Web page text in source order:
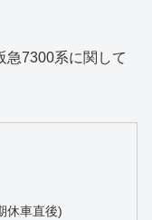
急7300系に関して
休車直後)